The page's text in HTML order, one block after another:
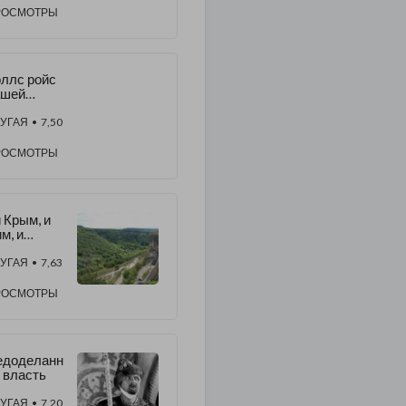
ройс
• 7,50
Крым, и
и
• 7,63
власть
• 7,20